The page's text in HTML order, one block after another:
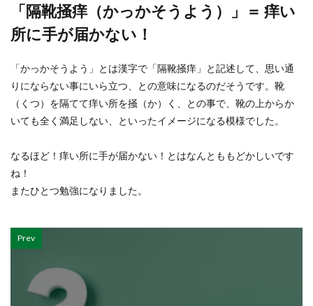
「隔靴掻痒（かっかそうよう）」＝ 痒い
所に手が届かない！
「かっかそうよう」とは漢字で「隔靴掻痒」と記述して、思い通
りにならない事にいら立つ、との意味になるのだそうです。靴
（くつ）を隔てて痒い所を掻（か）く、との事で、靴の上からか
いても全く満足しない、といったイメージになる模様でした。
なるほど！痒い所に手が届かない！とはなんとももどかしいです
ね！
またひとつ勉強になりました。
Prev